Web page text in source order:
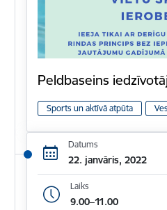
Peldbaseins
Sports un aktīvā atpūta
Datums
22. janvāris, 2022
Laiks
9.00–11.00